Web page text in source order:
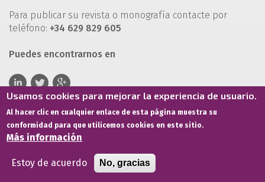
Para publicar su revista o monografía contacte por
teléfono: +34 629 829 605
Puedes encontrarnos en
Términos de servicio Política de privacidad
Usamos cookies para mejorar la experiencia de usuario.
Al hacer clic en cualquier enlace de esta página muestra su
conformidad para que utilicemos cookies en este sitio.
Más información
Estoy de acuerdo No, gracias